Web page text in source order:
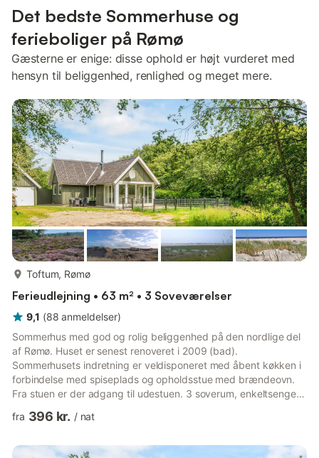
Det bedste Sommerhuse og
ferieboliger på Rømø
Gæsterne er enige: disse ophold er højt vurderet med
hensyn til beliggenhed, renlighed og meget mere.
Toftum, Rømø
Ferieudlejning • 63 m² • 3 Soveværelser
9,1 (88 anmeldelser)
Sommerhus med god og rolig beliggenhed på den nordlige del
af Rømø. Huset er senest renoveret i 2009 (bad).
Sommerhusets indretning er veldisponeret med åbent køkken i
forbindelse med spiseplads og opholdsstue med brændeovn.
Fra stuen er der adgang til udestuen. 3 soverum, enkeltsengen
terrasserne kan I nyde solen hele dagen. Beliggende på
gode muligheder for afslapning i fred og ro. Udlejes ikke til
fra 396 kr. / nat